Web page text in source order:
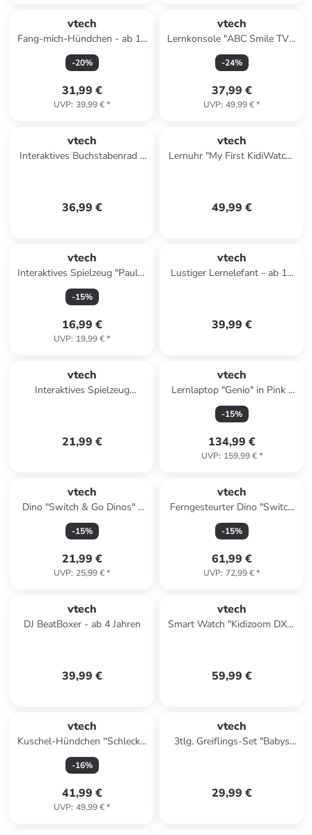
vtech
Fang-mich-Hündchen - ab 12
Monaten
-20%
31,99 €
UVP: 39,99 €*
vtech
Lernkonsole "ABC Smile TV -
Peppa Pig" in Blau - ab 3
Jahren
-24%
37,99 €
UVP: 49,99 €*
vtech
Interaktives Buchstabenrad -
36,99 €
vtech
Lernuhr "My First KidiWatch"
49,99 €
vtech
Interaktives Spielzeug "Pauly"
- ab 4 Jahren
-15%
16,99 €
UVP: 19,99 €*
vtech
Lustiger Lernelefant - ab 18
39,99 €
vtech
Interaktives Spielzeug
21,99 €
vtech
Lernlaptop "Genio" in Pink -
ab 5 Jahren
-15%
134,99 €
UVP: 159,99 €*
vtech
Dino "Switch & Go Dinos" -
ab 3 Jahren
-15%
21,99 €
UVP: 25,99 €*
vtech
Ferngesteurter Dino "Switch
& Go Dinos" - ab 3 Jahren
-15%
61,99 €
UVP: 72,99 €*
vtech
DJ BeatBoxer - ab 4 Jahren
39,99 €
vtech
Smart Watch "Kidizoom DX2"
59,99 €
vtech
Kuschel-Hündchen ''Schlecki''
- ab 4 Jahren
-16%
41,99 €
UVP: 49,99 €*
vtech
3tlg. Greiflings-Set "Babys
29,99 €